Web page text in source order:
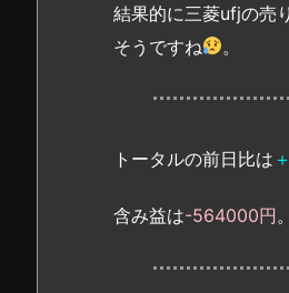
結果的に三菱ufjの売
そうですね
。
トータルの前日比は
含み益は-564000円。